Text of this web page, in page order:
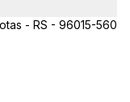
- RS - 96015-560